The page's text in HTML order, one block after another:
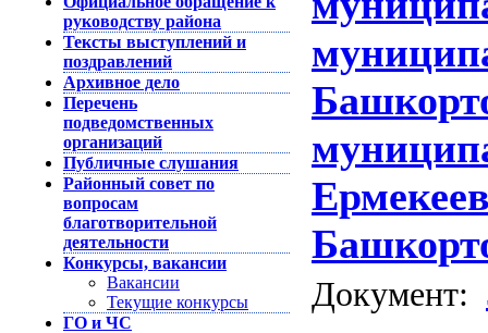
руководству района
Тексты выступлений и
поздравлений
Архивное дело
Перечень
подведомственных
организаций
Публичные слушания
Районный совет по
вопросам
благотворительной
деятельности
Конкурсы, вакансии
Вакансии
Текущие конкурсы
ГО и ЧС
Документ: